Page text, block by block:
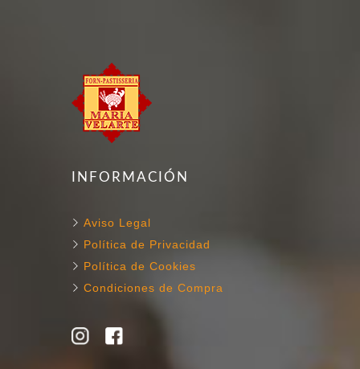
INFORMACIÓN
Aviso Legal
Política de Privacidad
Política de Cookies
Condiciones de Compra